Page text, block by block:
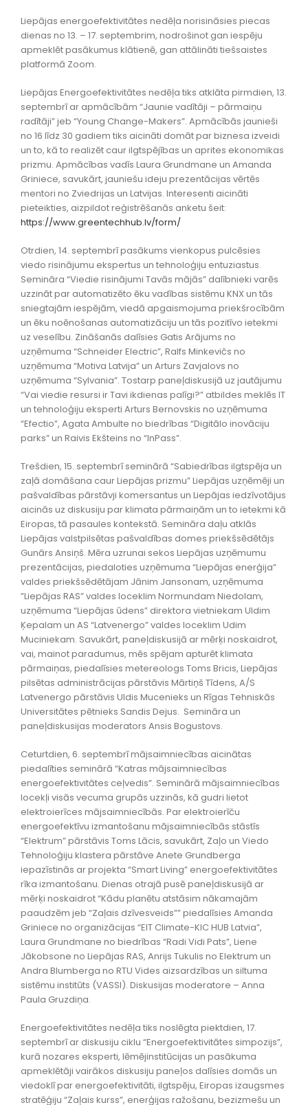
Liepājas energoefektivitātes nedēļa norisināsies piecas
dienas no 13. – 17. septembrim, nodrošinot gan iespēju
apmeklēt pasākumus klātienē, gan attālināti tiešsaistes
platformā Zoom.
Liepājas Energoefektivitātes nedēļa tiks atklāta pirmdien, 13.
septembrī ar apmācībām “Jaunie vadītāji – pārmaiņu
radītāji” jeb “Young Change-Makers”. Apmācībās jaunieši
no 16 līdz 30 gadiem tiks aicināti domāt par biznesa izveidi
un to, kā to realizēt caur ilgtspējības un aprites ekonomikas
prizmu. Apmācības vadīs Laura Grundmane un Amanda
Griniece, savukārt, jauniešu ideju prezentācijas vērtēs
mentori no Zviedrijas un Latvijas. Interesenti aicināti
pieteikties, aizpildot reģistrēšanās anketu šeit:
https://www.greentechhub.lv/form/
Otrdien, 14. septembrī pasākums vienkopus pulcēsies
viedo risinājumu ekspertus un tehnoloģiju entuziastus.
Semināra “Viedie risinājumi Tavās mājās” dalībnieki varēs
uzzināt par automatizēto ēku vadības sistēmu KNX un tās
sniegtajām iespējām, viedā apgaismojuma priekšrocībām
un ēku noēnošanas automatizāciju un tās pozitīvo ietekmi
uz veselību. Zināšanās dalīsies Gatis Arājums no
uzņēmuma “Schneider Electric”, Ralfs Minkevičs no
uzņēmuma “Motiva Latvija” un Arturs Zavjalovs no
uzņēmuma “Sylvania”. Tostarp paneļdiskusijā uz jautājumu
“Vai viedie resursi ir Tavi ikdienas palīgi?” atbildes meklēs IT
un tehnoloģiju eksperti Arturs Bernovskis no uzņēmuma
“Efectio”, Agata Ambulte no biedrības “Digitālo inovāciju
parks” un Raivis Ekšteins no “InPass”.
Trešdien, 15. septembrī seminārā “Sabiedrības ilgtspēja un
zaļā domāšana caur Liepājas prizmu” Liepājas uzņēmēji un
pašvaldības pārstāvji komersantus un Liepājas iedzīvotājus
aicinās uz diskusiju par klimata pārmaiņām un to ietekmi kā
Eiropas, tā pasaules kontekstā. Semināra daļu atklās
Liepājas valstpilsētas pašvaldības domes priekšsēdētājs
Gunārs Ansiņš. Mēra uzrunai sekos Liepājas uzņēmumu
prezentācijas, piedaloties uzņēmuma “Liepājas enerģija”
valdes priekšsēdētājam Jānim Jansonam, uzņēmuma
”Liepājas RAS” valdes loceklim Normundam Niedolam,
uzņēmuma “Liepājas ūdens” direktora vietniekam Uldim
Ķepalam un AS “Latvenergo” valdes loceklim Udim
Muciniekam. Savukārt, paneļdiskusijā ar mērķi noskaidrot,
vai, mainot paradumus, mēs spējam apturēt klimata
pārmaiņas, piedalīsies metereologs Toms Bricis, Liepājas
pilsētas administrācijas pārstāvis Mārtiņš Tīdens, A/S
Latvenergo pārstāvis Uldis Mucenieks un Rīgas Tehniskās
Universitātes pētnieks Sandis Dejus. Semināra un
paneļdiskusijas moderators Ansis Bogustovs.
Ceturtdien, 6. septembrī mājsaimniecības aicinātas
piedalīties seminārā “Katras mājsaimniecības
energoefektivitātes ceļvedis”. Seminārā mājsaimniecības
locekļi visās vecuma grupās uzzinās, kā gudri lietot
elektroierīces mājsaimniecībās. Par elektroierīču
energoefektīvu izmantošanu mājsaimniecībās stāstīs
“Elektrum” pārstāvis Toms Lācis, savukārt, Zaļo un Viedo
Tehnoloģiju klastera pārstāve Anete Grundberga
iepazīstinās ar projekta “Smart Living” energoefektivitātes
rīka izmantošanu. Dienas otrajā pusē paneļdiskusijā ar
mērķi noskaidrot “Kādu planētu atstāsim nākamajām
paaudzēm jeb “Zaļais dzīvesveids”” piedalīsies Amanda
Griniece no organizācijas “EIT Climate-KIC HUB Latvia”,
Laura Grundmane no biedrības “Radi Vidi Pats”, Liene
Jākobsone no Liepājas RAS, Anrijs Tukulis no Elektrum un
Andra Blumberga no RTU Vides aizsardzības un siltuma
sistēmu institūts (VASSI). Diskusijas moderatore – Anna
Paula Gruzdiņa.
Energoefektivitātes nedēļa tiks noslēgta piektdien, 17.
septembrī ar diskusiju ciklu “Energoefektivitātes simpozijs”,
kurā nozares eksperti, lēmējinstitūcijas un pasākuma
apmeklētāji vairākos diskusiju paneļos dalīsies domās un
viedoklī par energoefektivitāti, ilgtspēju, Eiropas izaugsmes
stratēģiju “Zaļais kurss”, enerģijas ražošanu, bezizmešu un